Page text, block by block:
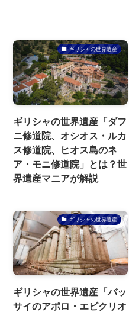
ギリシャの世界遺産
ギリシャの世界遺産「ダフ
ニ修道院、オシオス・ルカ
ス修道院、ヒオス島のネ
ア・モニ修道院」とは？世
界遺産マニアが解説
ギリシャの世界遺産
ギリシャの世界遺産「バッ
サイのアポロ・エピクリオ